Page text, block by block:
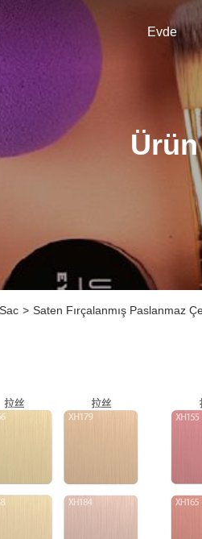
Evde
Ürün
> Saten Fırçalanmış Paslanmaz